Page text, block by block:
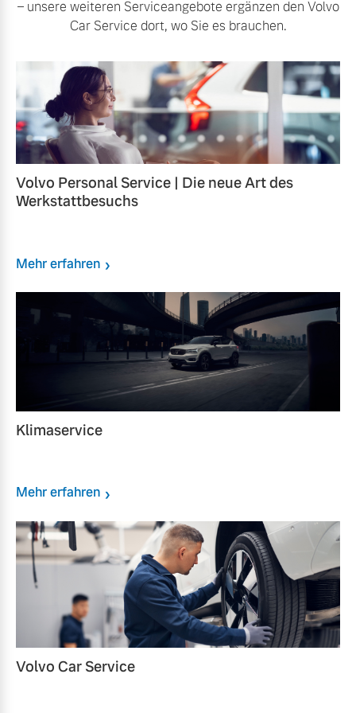
– unsere weiteren Serviceangebote ergänzen den Volvo
Car Service dort, wo Sie es brauchen.
Volvo Personal Service | Die neue Art des
Werkstattbesuchs
Mehr erfahren
Klimaservice
Mehr erfahren
Volvo Car Service